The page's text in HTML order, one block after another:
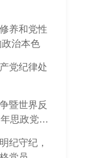
养和党性
治本色
党纪律处
暨世界反
思政党课
纪守纪，